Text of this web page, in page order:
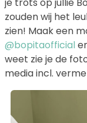
je trots op jullie
zouden wij het
zien! Maak een
@bopitaofficial
weet zie je de
media incl.